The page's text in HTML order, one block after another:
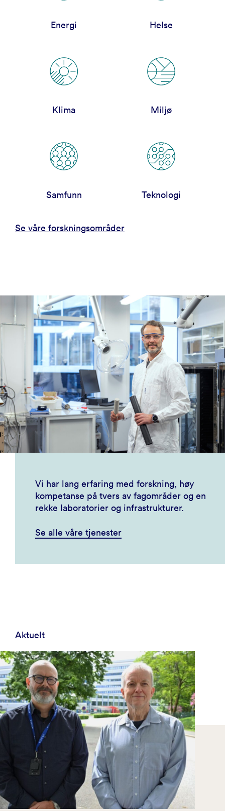
Energi Helse
Klima Miljø
Samfunn Teknologi
Se våre forskningsområder
Vi har lang erfaring med forskning, høy
kompetanse på tvers av fagområder og en
rekke laboratorier og infrastrukturer.
Se alle våre tjenester
Aktuelt